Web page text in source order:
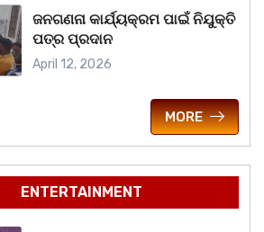
ଜନଗଣନା କାର୍ଯ୍ୟକ୍ରମ ପାଇଁ ନିଯୁକ୍ତି
ପତ୍ର ପ୍ରଦାନ
April 12, 2026
MORE
ENTERTAINMENT